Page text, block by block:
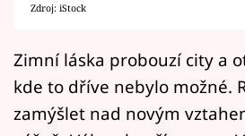
Přihlášení
Zdroj: iStock
Zimní láska probouzí city a
kde to dříve nebylo možné.
zamýšlet nad novým